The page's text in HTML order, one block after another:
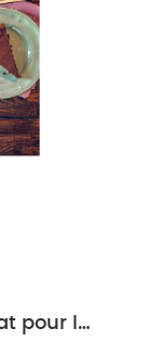
7 recettes de goûter au chocolat pour les enfants